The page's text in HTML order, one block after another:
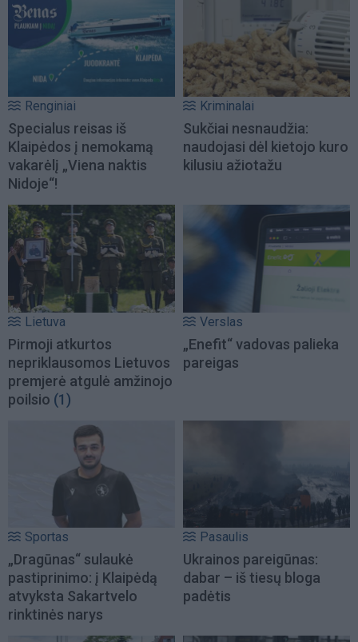
Renginiai
Specialus reisas iš
Klaipėdos į nemokamą
vakarėlį „Viena naktis
Nidoje“!
Kriminalai
Sukčiai nesnaudžia:
naudojasi dėl kietojo kuro
kilusiu ažiotažu
Lietuva
Pirmoji atkurtos
nepriklausomos Lietuvos
premjerė atgulė amžinojo
poilsio (1)
Verslas
„Enefit“ vadovas palieka
pareigas
Sportas
„Dragūnas“ sulaukė
pastiprinimo: į Klaipėdą
atvyksta Sakartvelo
rinktinės narys
Pasaulis
Ukrainos pareigūnas:
dabar – iš tiesų bloga
padėtis